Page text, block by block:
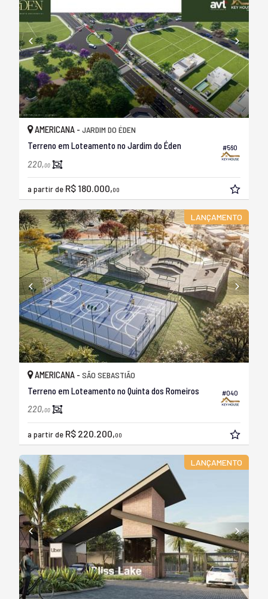
#560
AMERICANA - JARDIM DO ÉDEN
Terreno em Loteamento no Jardim do Éden
220,00
a partir de R$ 180.000,00
LANÇAMENTO
#040
AMERICANA - SÃO SEBASTIÃO
Terreno em Loteamento no Quinta dos Romeiros
220,00
a partir de R$ 220.200,00
LANÇAMENTO